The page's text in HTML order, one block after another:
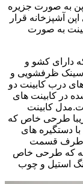
به صورت جزیره
آشپزخانه قرار
به صورت
دارای کشو و
سینک ظرفشویی و
درب کابینت دو
در کابینت های
کابینت
طرحی خاص که
دستگیره های
بزرگ و کابینت های سمت چپ ام دی اف که 4 طرف قسمت
که طرحی خاص
استیل و چوب